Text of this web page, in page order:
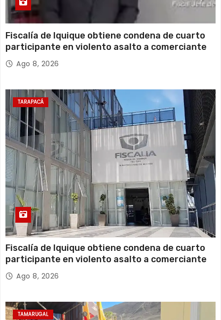
Fiscalía de Iquique obtiene condena de cuarto
participante en violento asalto a comerciante
Ago 8, 2026
TARAPACÁ
Fiscalía de Iquique obtiene condena de cuarto
participante en violento asalto a comerciante
Ago 8, 2026
TAMARUGAL